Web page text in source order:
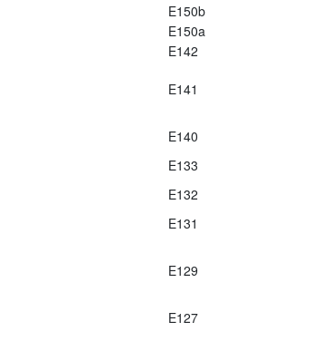
E150b
E150a
E142
E141
E140
E133
E132
E131
E129
E127